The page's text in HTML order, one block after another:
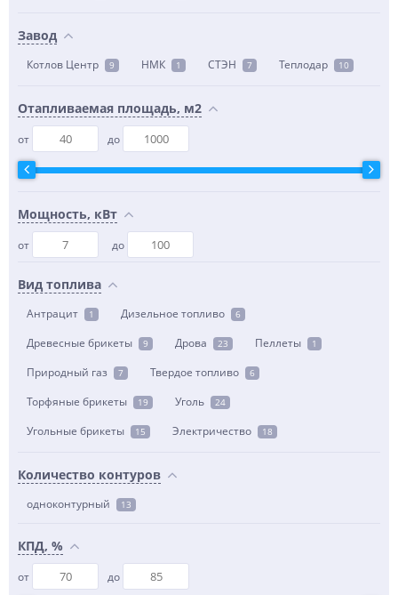
Завод
Котлов Центр 9 НМК 1 СТЭН 7 Теплодар 10
Отапливаемая площадь, м2
от до
Мощность, кВт
от до
Вид топлива
Антрацит 1 Дизельное топливо 6
Древесные брикеты 9 Дрова 23 Пеллеты 1
Природный газ 7 Твердое топливо 6
Торфяные брикеты 19 Уголь 24
Угольные брикеты 15 Электричество 18
Количество контуров
одноконтурный 13
КПД, %
от до